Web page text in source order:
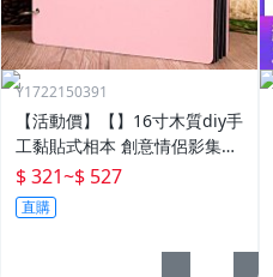
Y1722150391
【活動價】【】16寸木質diy手
工黏貼式相本 創意情侶影集紀
念收藏冊送男女朋友
$ 321~$ 527
直購